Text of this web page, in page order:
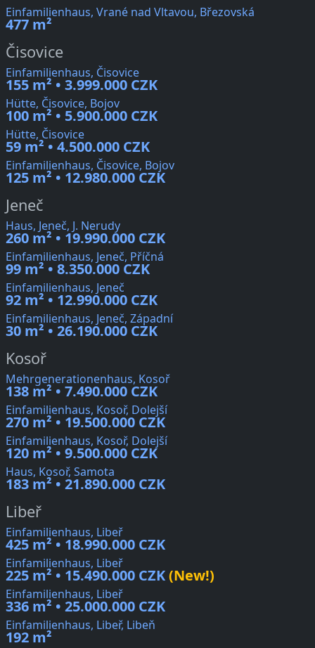
Einfamilienhaus, Vrané nad Vltavou, Březovská
477 m²
Čisovice
Einfamilienhaus, Čisovice
155 m² • 3.999.000 CZK
Hütte, Čisovice, Bojov
100 m² • 5.900.000 CZK
Hütte, Čisovice
59 m² • 4.500.000 CZK
Einfamilienhaus, Čisovice, Bojov
125 m² • 12.980.000 CZK
Jeneč
Haus, Jeneč, J. Nerudy
260 m² • 19.990.000 CZK
Einfamilienhaus, Jeneč, Příčná
99 m² • 8.350.000 CZK
Einfamilienhaus, Jeneč
92 m² • 12.990.000 CZK
Einfamilienhaus, Jeneč, Západní
30 m² • 26.190.000 CZK
Kosoř
Mehrgenerationenhaus, Kosoř
138 m² • 7.490.000 CZK
Einfamilienhaus, Kosoř, Dolejší
270 m² • 19.500.000 CZK
Einfamilienhaus, Kosoř, Dolejší
120 m² • 9.500.000 CZK
Haus, Kosoř, Samota
183 m² • 21.890.000 CZK
Libeř
Einfamilienhaus, Libeř
425 m² • 18.990.000 CZK
Einfamilienhaus, Libeř
225 m² • 15.490.000 CZK(New!)
Einfamilienhaus, Libeř
336 m² • 25.000.000 CZK
Einfamilienhaus, Libeř, Libeň
192 m²